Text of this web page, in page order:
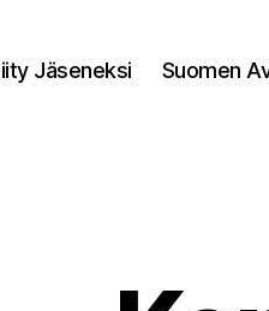
Jäseneksi Suomen